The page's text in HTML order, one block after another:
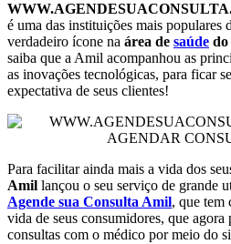
é uma das instituições mais populares
verdadeiro ícone na área de saúde
saiba que a Amil acompanhou as
as inovações tecnológicas, para ficar
expectativa de seus clientes!
Para facilitar ainda mais a vida dos
Amil lançou o seu serviço de grande
Agende sua Consulta Amil, que tem
vida de seus consumidores, que agora
consultas com o médico por meio do